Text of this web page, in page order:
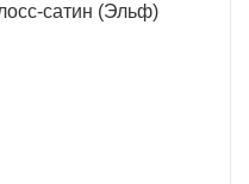
сатин (Эльф)